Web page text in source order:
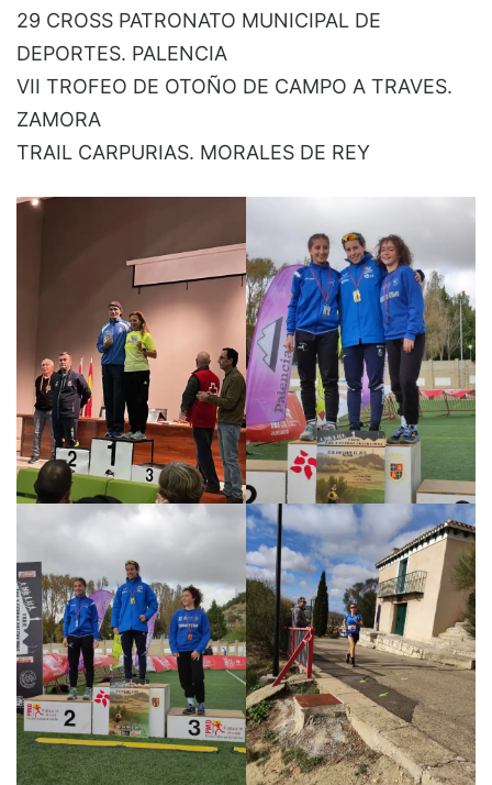
29 CROSS PATRONATO MUNICIPAL DE
DEPORTES. PALENCIA
VII TROFEO DE OTOÑO DE CAMPO A TRAVES.
ZAMORA
TRAIL CARPURIAS. MORALES DE REY